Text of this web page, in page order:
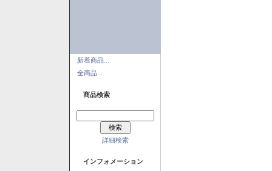
新着商品...
全商品...
商品検索
詳細検索
インフォメーション